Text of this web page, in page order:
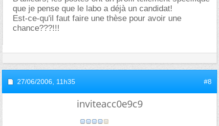
que je pense que le labo a déjà un candidat!
Est-ce-qu'il faut faire une thèse pour avoir une
chance???!!!
27/06/2006, 11h35 #8
inviteacc0e9c9